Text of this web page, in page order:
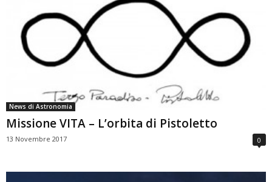
News di Astronomia
Missione VITA – L’orbita di Pistoletto
13 Novembre 2017 0